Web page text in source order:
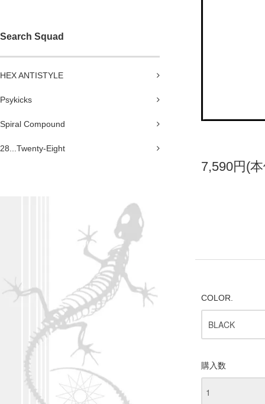
Search Squad
HEX ANTISTYLE
Psykicks
Spiral Compound
28...Twenty-Eight
7,590円(
COLOR.
購入数